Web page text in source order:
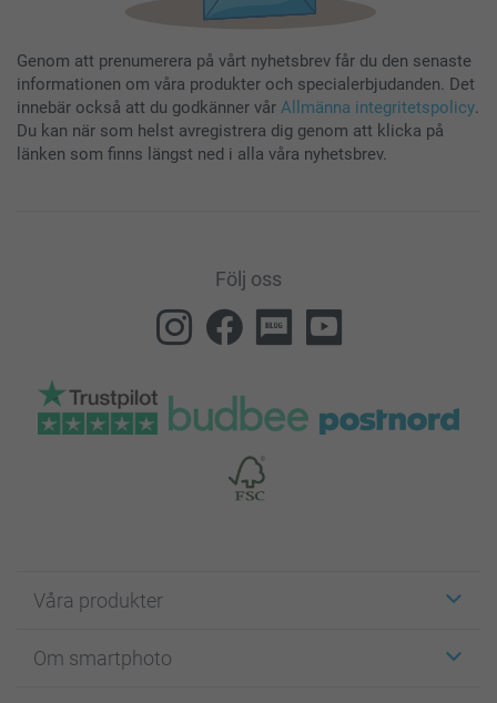
Genom att prenumerera på vårt nyhetsbrev får du den senaste
informationen om våra produkter och specialerbjudanden. Det
innebär också att du godkänner vår Allmänna integritetspolicy.
Du kan när som helst avregistrera dig genom att klicka på
länken som finns längst ned i alla våra nyhetsbrev.
Följ oss
Våra produkter
Fotokort
Om smartphoto